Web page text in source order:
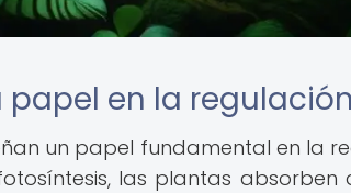
papel en la
un papel fundamental en la
las plantas